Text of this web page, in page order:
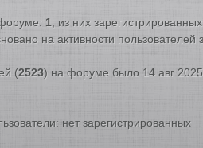
1 , из них
на активности пользователей
(2523) на форуме было 14 авг
нет зарегистрированных